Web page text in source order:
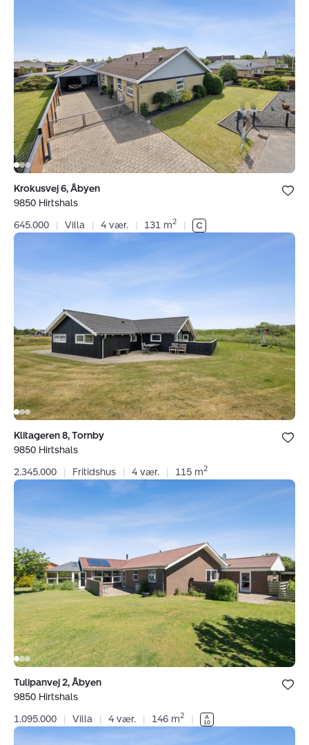
9850
Hirtshals
Bolig er
under dine
Krokusvej 6, Åbyen
9850 Hirtshals
645.000
| Villa | 4 vær. | 131 m2 |
Hirtshals
Bolig er
under dine
Klitageren 8, Tornby
9850 Hirtshals
2.345.000
| Fritidshus | 4 vær. | 115 m2
9850
Hirtshals
Bolig er
under dine
Tulipanvej 2, Åbyen
9850 Hirtshals
1.095.000
| Villa | 4 vær. | 146 m2 |
Fritidshus: